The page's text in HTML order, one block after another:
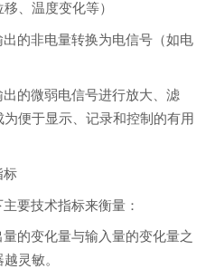
、温度变化等）
的非电量转换为电信号（如电
的微弱电信号进行放大、滤
便于显示、记录和控制的有用
标
要技术指标来衡量：
的变化量与输入量的变化量之
灵敏。